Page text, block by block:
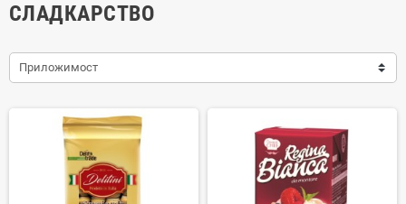
СЛАДКАРСТВО
Приложимост